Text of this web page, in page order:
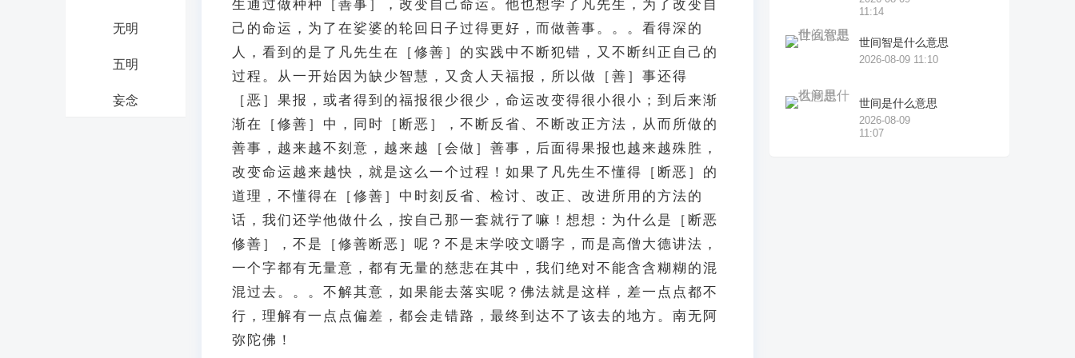
无明
五明
妄念
生通过做种种［善事］，改变自己命运。他也想学了凡先生，为了改变自
己的命运，为了在娑婆的轮回日子过得更好，而做善事。。。看得深的
人，看到的是了凡先生在［修善］的实践中不断犯错，又不断纠正自己的
过程。从一开始因为缺少智慧，又贪人天福报，所以做［善］事还得
［恶］果报，或者得到的福报很少很少，命运改变得很小很小；到后来渐
渐在［修善］中，同时［断恶］，不断反省、不断改正方法，从而所做的
善事，越来越不刻意，越来越［会做］善事，后面得果报也越来越殊胜，
改变命运越来越快，就是这么一个过程！如果了凡先生不懂得［断恶］的
道理，不懂得在［修善］中时刻反省、检讨、改正、改进所用的方法的
话，我们还学他做什么，按自己那一套就行了嘛！想想：为什么是［断恶
修善］，不是［修善断恶］呢？不是末学咬文嚼字，而是高僧大德讲法，
一个字都有无量意，都有无量的慈悲在其中，我们绝对不能含含糊糊的混
混过去。。。不解其意，如果能去落实呢？佛法就是这样，差一点点都不
行，理解有一点点偏差，都会走错路，最终到达不了该去的地方。南无阿
弥陀佛！
11:14
世间智是什么意思
2026-08-09 11:10
世间是什么意思
2026-08-09
11:07